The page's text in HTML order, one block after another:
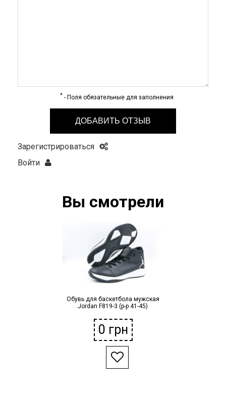
* - Поля обязательные для заполнения
ДОБАВИТЬ ОТЗЫВ
Зарегистрироваться
Войти
Вы смотрели
Обувь для баскетбола мужская
Jordan F819-3 (р-р 41-45)
0 грн